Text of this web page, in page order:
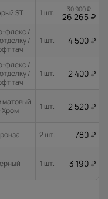
ST 1 шт. 30 900₽
26 265 ₽
флекс /
/
тач
1 шт. 4 500 ₽
флекс /
/
тач
1 шт. 2 400 ₽
матовый
Хром
1 шт. 2 520 ₽
2 шт. 780 ₽
1 шт. 3 190 ₽